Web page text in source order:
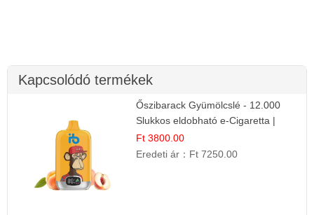
Kapcsolódó termékek
Őszibarack Gyümölcslé - 12.000
Slukkos eldobható e-Cigaretta |
Friss Gyümölcs Íz
Ft 3800.00
Eredeti ár： Ft 7250.00